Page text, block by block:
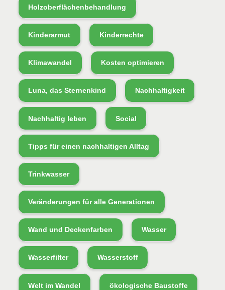
Holzoberflächenbehandlung
Kinderarmut Kinderrechte
Klimawandel Kosten optimieren
Luna, das Sternenkind Nachhaltigkeit
Nachhaltig leben Social
Tipps für einen nachhaltigen Alltag
Trinkwasser
Veränderungen für alle Generationen
Wand und Deckenfarben Wasser
Wasserfilter Wasserstoff
Welt im Wandel ökologische Baustoffe